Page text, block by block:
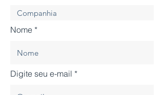
Nome
Digite seu e-mail